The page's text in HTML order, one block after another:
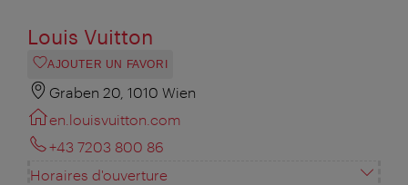
Louis Vuitton
AJOUTER UN FAVORI
Graben 20, 1010 Wien
en.louisvuitton.com
+43 7203 800 86
Horaires d'ouverture